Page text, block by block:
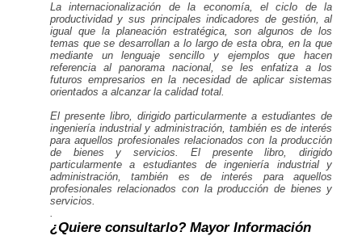
La internacionalización de la economía, el ciclo de la
productividad y sus principales indicadores de gestión, al
igual que la planeación estratégica, son algunos de los
temas que se desarrollan a lo largo de esta obra, en la que
mediante un lenguaje sencillo y ejemplos que hacen
referencia al panorama nacional, se les enfatiza a los
futuros empresarios en la necesidad de aplicar sistemas
orientados a alcanzar la calidad total.
El presente libro, dirigido particularmente a estudiantes de
ingeniería industrial y administración, también es de interés
para aquellos profesionales relacionados con la producción
de bienes y servicios. El presente libro, dirigido
particularmente a estudiantes de ingeniería industrial y
administración, también es de interés para aquellos
profesionales relacionados con la producción de bienes y
servicios.
.
¿Quiere consultarlo? Mayor Información